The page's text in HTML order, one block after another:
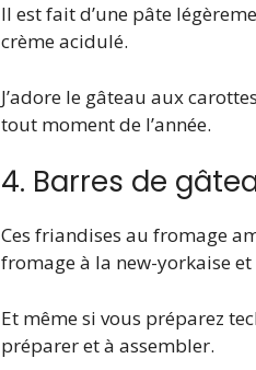
Il est fait d’une pâte
crème acidulé.
J’adore le gâteau aux
tout moment de l’année.
4. Barres de
Ces friandises au fromage
fromage à la new-yorkaise
Et même si vous préparez
préparer et à assembler.